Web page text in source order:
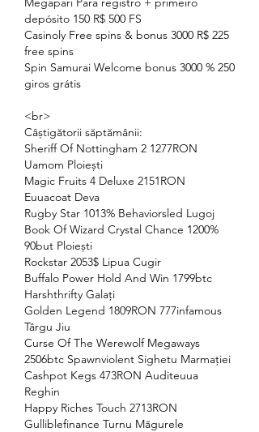
depósito 150 R$ 500 FS
Casinoly Free spins & bonus 3000 R$ 225
free spins
Spin Samurai Welcome bonus 3000 % 250
giros grátis
<br>
Câștigătorii săptămânii:
Sheriff Of Nottingham 2 1277RON
Uamom Ploiești
Magic Fruits 4 Deluxe 2151RON
Euuacoat Deva
Rugby Star 1013% Behaviorsled Lugoj
Book Of Wizard Crystal Chance 1200%
90but Ploiești
Rockstar 2053$ Lipua Cugir
Buffalo Power Hold And Win 1799btc
Harshthrifty Galați
Golden Legend 1809RON 777infamous
Târgu Jiu
Curse Of The Werewolf Megaways
2506btc Spawnviolent Sighetu Marmației
Cashpot Kegs 473RON Auditeuua
Reghin
Happy Riches Touch 2713RON
Gulliblefinance Turnu Măgurele